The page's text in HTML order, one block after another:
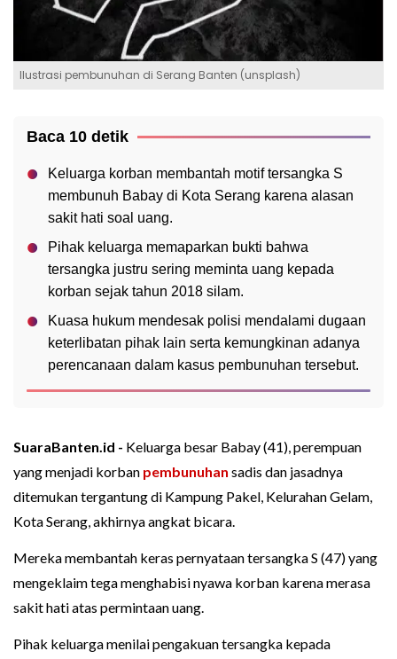
Ilustrasi pembunuhan di Serang Banten (unsplash)
Baca 10 detik
Keluarga korban membantah motif tersangka S
membunuh Babay di Kota Serang karena alasan
sakit hati soal uang.
Pihak keluarga memaparkan bukti bahwa
tersangka justru sering meminta uang kepada
korban sejak tahun 2018 silam.
Kuasa hukum mendesak polisi mendalami dugaan
keterlibatan pihak lain serta kemungkinan adanya
perencanaan dalam kasus pembunuhan tersebut.
SuaraBanten.id - Keluarga besar Babay (41), perempuan
yang menjadi korban pembunuhan sadis dan jasadnya
ditemukan tergantung di Kampung Pakel, Kelurahan Gelam,
Kota Serang, akhirnya angkat bicara.
Mereka membantah keras pernyataan tersangka S (47) yang
mengeklaim tega menghabisi nyawa korban karena merasa
sakit hati atas permintaan uang.
Pihak keluarga menilai pengakuan tersangka kepada